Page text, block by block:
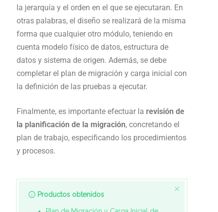
la jerarquía y el orden en el que se ejecutaran. En
otras palabras, el diseño se realizará de la misma
forma que cualquier otro módulo, teniendo en
cuenta modelo físico de datos, estructura de
datos y sistema de origen. Además, se debe
completar el plan de migración y carga inicial con
la definición de las pruebas a ejecutar.
Finalmente, es importante efectuar la revisión de
la planificación de la migración, concretando el
plan de trabajo, especificando los procedimientos
y procesos.
Productos obtenidos